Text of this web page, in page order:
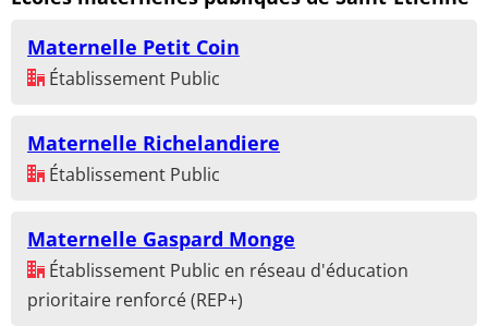
Maternelle Petit Coin
Établissement Public
Maternelle Richelandiere
Établissement Public
Maternelle Gaspard Monge
Établissement Public en réseau d'éducation
prioritaire renforcé (REP+)